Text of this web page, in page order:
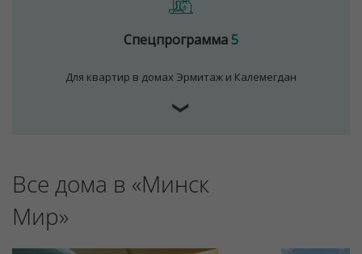
Спецпрограмма5
Для квартир в домах Эрмитаж и Калемегдан
❯
Все дома в «Минск
Мир»
используются cookies